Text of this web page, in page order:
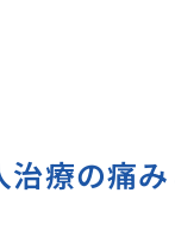
治療の痛